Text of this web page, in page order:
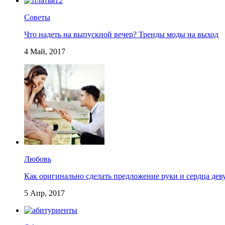
Советы
Что надеть на выпускной вечер? Тренды моды на выход
4 Май, 2017
Любовь
Как оригинально сделать предложение руки и сердца
5 Апр, 2017